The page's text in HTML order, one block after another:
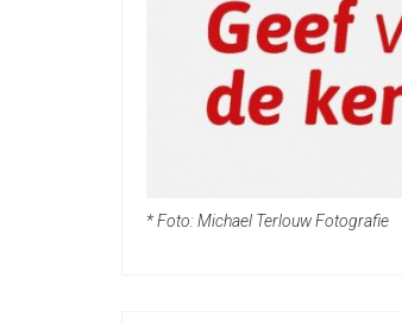
* Foto: Michael Terlouw Fotografie